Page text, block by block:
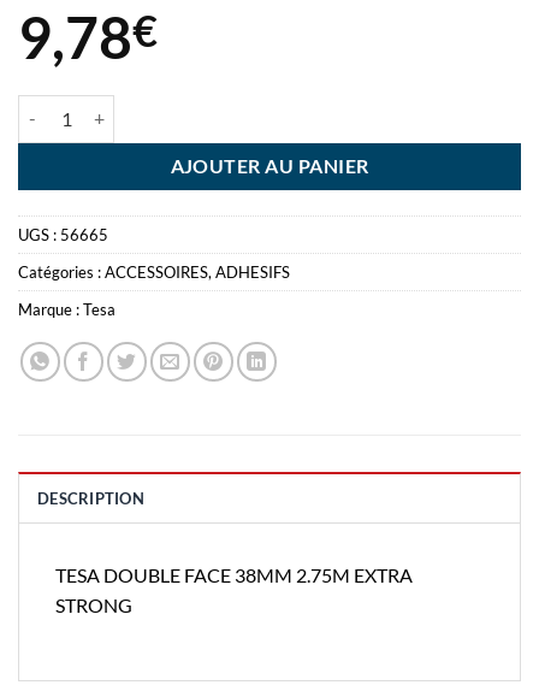
9,78€
AJOUTER AU PANIER
UGS : 56665
Catégories :ACCESSOIRES, ADHESIFS
Marque :Tesa
DESCRIPTION
TESA DOUBLE FACE 38MM 2.75M EXTRA
STRONG